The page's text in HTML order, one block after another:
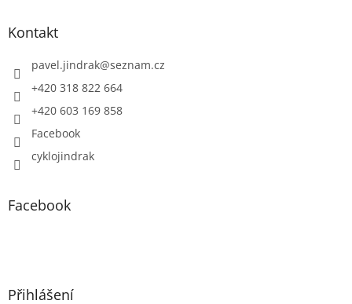
Kontakt
pavel.jindrak@seznam.cz
+420 318 822 664
+420 603 169 858
Facebook
cyklojindrak
Facebook
Přihlášení